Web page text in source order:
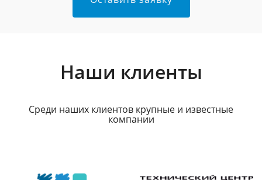
Наши клиенты
Среди наших клиентов крупные и известные
компании